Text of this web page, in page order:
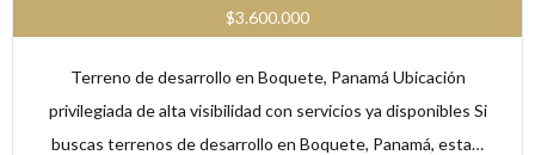
$3.600.000
Terreno de desarrollo en Boquete, Panamá Ubicación
privilegiada de alta visibilidad con servicios ya disponibles Si
buscas terrenos de desarrollo en Boquete, Panamá, esta…